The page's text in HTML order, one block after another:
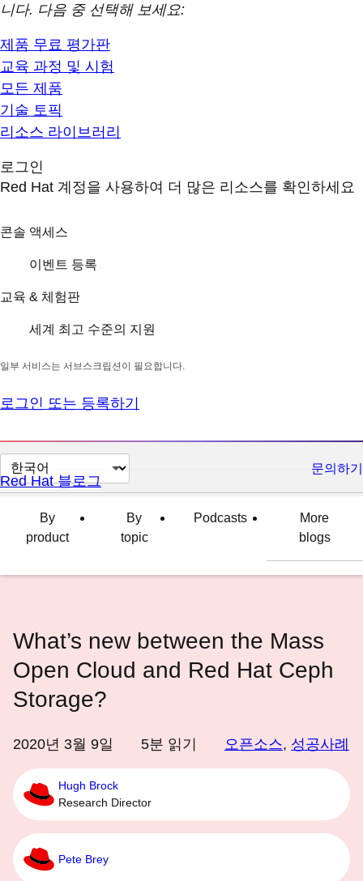
니다. 다음 중 선택해 보세요:
제품 무료 평가판
교육 과정 및 시험
모든 제품
기술 토픽
리소스 라이브러리
로그인
Red Hat 계정을 사용하여 더 많은 리소스를 확인하세요
콘솔 액세스
이벤트 등록
교육 & 체험판
세계 최고 수준의 지원
일부 서비스는 서브스크립션이 필요합니다.
로그인 또는 등록하기
페
이
변
문의하기
Red Hat 블로그
By
product
By
topic
Podcasts
More
blogs
What’s new between the Mass
Open Cloud and Red Hat Ceph
Storage?
2020년 3월 9일 5분 읽기 오픈소스, 성공사례
Hugh Brock
Research Director
Pete Brey